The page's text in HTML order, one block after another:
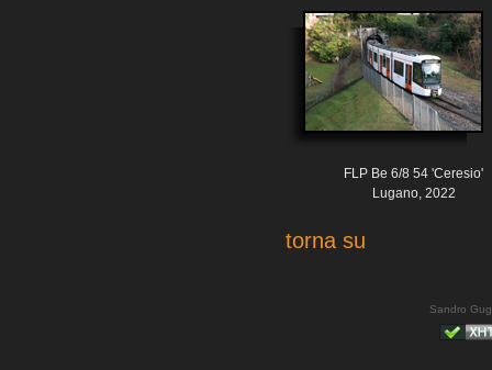
FLP Be 6/8 54 'Ceresio'
Lugano, 2022
torna su
Sandro